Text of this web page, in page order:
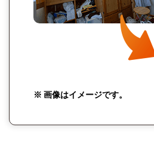
※ 画像はイメージです。